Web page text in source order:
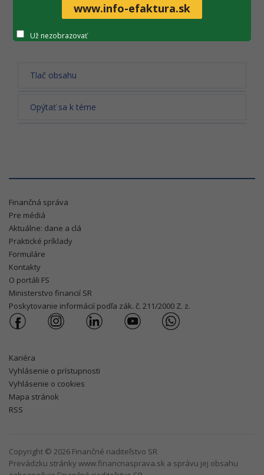
Archív tlačových správ
Tlač obsahu
Opýtať sa k téme
Finančná správa
Pre médiá
Aktuálne: dane a clá
Praktické príklady
Formuláre
Kontakty
O portáli FS
Ministerstvo financií SR
Poskytovanie informácií podľa zák. č. 211/2000 Z. z.
Kariéra
Vyhlásenie o prístupnosti
Vyhlásenie o cookies
Mapa stránok
RSS
Copyright © 2026 Finančné riaditeľstvo SR
Prevádzku stránky www.financnasprava.sk a správu jej obsahu
www.info-efaktura.sk
Už nezobrazovať